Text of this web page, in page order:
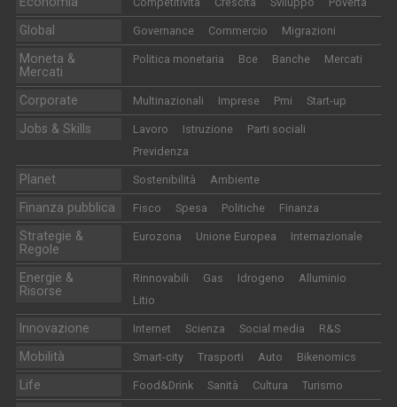
Global Governance Commercio Migrazioni
Moneta &
Mercati
Politica monetaria Bce Banche Mercati
Corporate Multinazionali Imprese Pmi Start-up
Jobs & Skills Lavoro Istruzione
Parti sociali
Previdenza
Planet Sostenibilità Ambiente
Finanza pubblica Fisco Spesa Politiche Finanza
Strategie &
Regole
Eurozona Unione Europea Internazionale
Energie &
Risorse
Rinnovabili Gas Idrogeno
Alluminio
Litio
Innovazione Internet Scienza Social media R&S
Mobilità Smart-city Trasporti Auto Bikenomics
Life Food&Drink Sanità Cultura Turismo